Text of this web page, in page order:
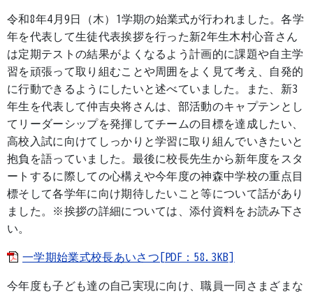
令和8年4月9日（木）1学期の始業式が行われました。各学
年を代表して生徒代表挨拶を行った新2年生木村心音さん
は定期テストの結果がよくなるよう計画的に課題や自主学
習を頑張って取り組むことや周囲をよく見て考え、自発的
に行動できるようにしたいと述べていました。また、新3
年生を代表して仲吉央将さんは、部活動のキャプテンとし
てリーダーシップを発揮してチームの目標を達成したい、
高校入試に向けてしっかりと学習に取り組んでいきたいと
抱負を語っていました。最後に校長先生から新年度をスタ
ートするに際しての心構えや今年度の神森中学校の重点目
標そして各学年に向け期待したいこと等について話があり
ました。※挨拶の詳細については、添付資料をお読み下さ
い。
一学期始業式校長あいさつ[PDF：58.3KB]
今年度も子ども達の自己実現に向け、職員一同さまざまな